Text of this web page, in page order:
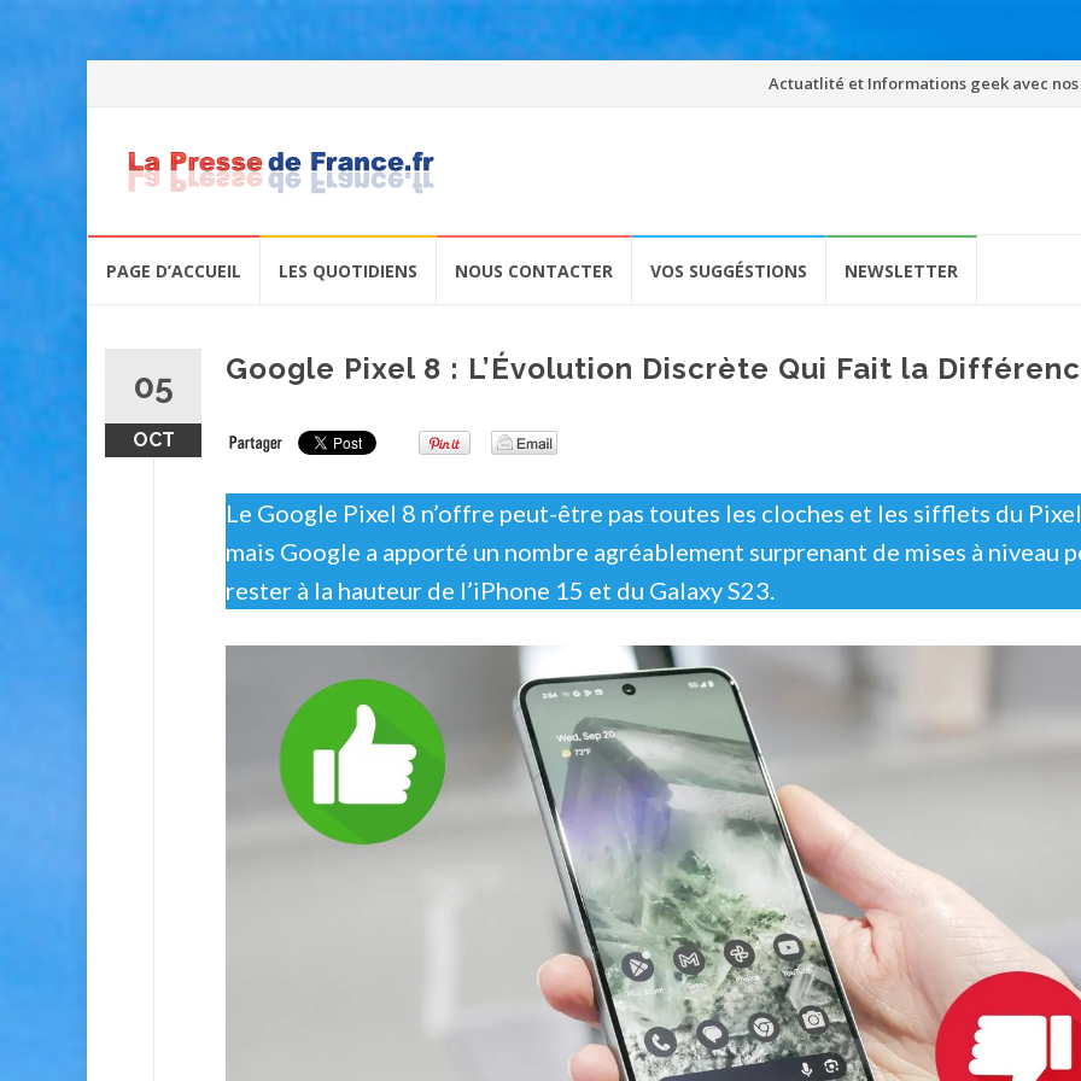
Skip
Actuatlité et Informations geek avec
PAGE D’ACCUEIL LES QUOTIDIENS NOUS CONTACTER VOS SUGGÉSTIONS NEWSLETTER
05
OCT
Google Pixel 8 : L’Évolution Discrète Qui Fait la
Le Google Pixel 8 n’offre peut-être pas toutes les cloches et les sifflets du
mais Google a apporté un nombre agréablement surprenant de mises à niveau
rester à la hauteur de l’iPhone 15 et du Galaxy S23.